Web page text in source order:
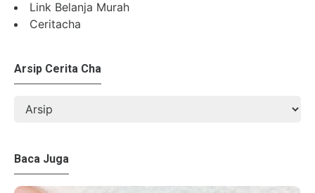
Link Belanja Murah
Ceritacha
Arsip Cerita Cha
Baca Juga